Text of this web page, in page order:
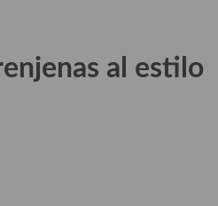
al estilo